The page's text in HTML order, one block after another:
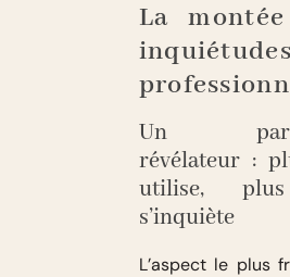
La
inquiétudes
Un
révélateur :
utilise,
s’inquiète
L’aspect le plus